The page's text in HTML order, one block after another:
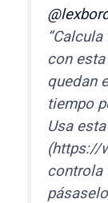
con esta
quedan
tiempo
Usa
(https://
controla